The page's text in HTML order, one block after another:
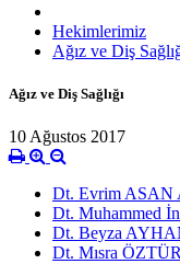
Hekimlerimiz
Ağız ve Diş
Ağız ve Diş Sağlığı
10 Ağustos 2017
Dt. Evrim ASAN
Dt. Muhammed
Dt. Beyza
Dt. Mısra